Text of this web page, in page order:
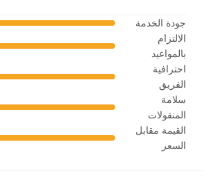
جودة الخدمة
الالتزام
بالمواعيد
احترافية
الفريق
سلامة
المنقولات
القيمة مقابل
السعر